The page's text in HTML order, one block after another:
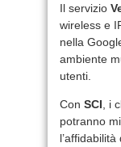
Il servizio
wireless e
nella
ambiente
utenti.
Con SCI , i
potranno